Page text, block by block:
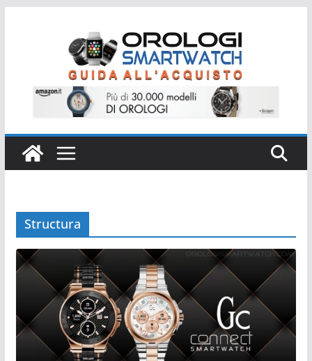
Structura